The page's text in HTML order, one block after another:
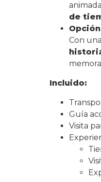
animada
de
Con
Incluido:
Guía
Visita